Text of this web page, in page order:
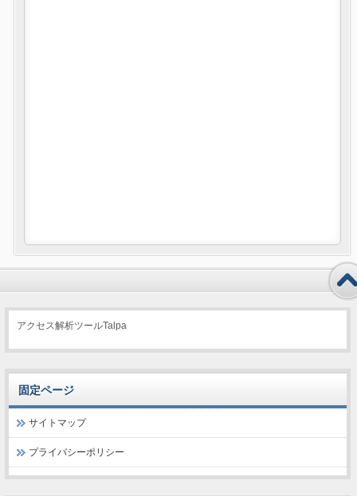
アクセス解析ツールTalpa
固定ページ
サイトマップ
プライバシーポリシー